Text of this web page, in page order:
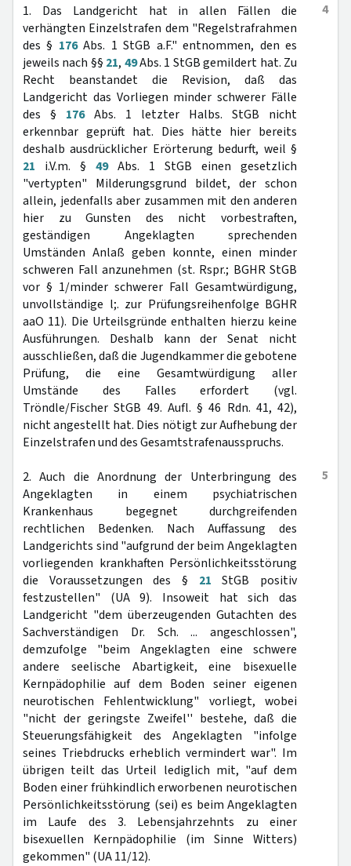
4
1. Das Landgericht hat in allen Fällen die
verhängten Einzelstrafen dem "Regelstrafrahmen
des § 176Abs. 1 StGB a.F." entnommen, den es
jeweils nach §§ 21, 49Abs. 1 StGB gemildert hat. Zu
Recht beanstandet die Revision, daß das
Landgericht das Vorliegen minder schwerer Fälle
des § 176Abs. 1 letzter Halbs. StGB nicht
erkennbar geprüft hat. Dies hätte hier bereits
deshalb ausdrücklicher Erörterung bedurft, weil §
21 i.V.m. § 49Abs. 1 StGB einen gesetzlich
"vertypten" Milderungsgrund bildet, der schon
allein, jedenfalls aber zusammen mit den anderen
hier zu Gunsten des nicht vorbestraften,
geständigen Angeklagten sprechenden
Umständen Anlaß geben konnte, einen minder
schweren Fall anzunehmen (st. Rspr.; BGHR StGB
vor § 1/minder schwerer Fall Gesamtwürdigung,
unvollständige l;. zur Prüfungsreihenfolge BGHR
aaO 11). Die Urteilsgründe enthalten hierzu keine
Ausführungen. Deshalb kann der Senat nicht
ausschließen, daß die Jugendkammer die gebotene
Prüfung, die eine Gesamtwürdigung aller
Umstände des Falles erfordert (vgl.
Tröndle/Fischer StGB 49. Aufl. § 46 Rdn. 41, 42),
nicht angestellt hat. Dies nötigt zur Aufhebung der
Einzelstrafen und des Gesamtstrafenausspruchs.
5
2. Auch die Anordnung der Unterbringung des
Angeklagten in einem psychiatrischen
Krankenhaus begegnet durchgreifenden
rechtlichen Bedenken. Nach Auffassung des
Landgerichts sind "aufgrund der beim Angeklagten
vorliegenden krankhaften Persönlichkeitsstörung
die Voraussetzungen des § 21 StGB positiv
festzustellen" (UA 9). Insoweit hat sich das
Landgericht "dem überzeugenden Gutachten des
Sachverständigen Dr. Sch. ... angeschlossen",
demzufolge "beim Angeklagten eine schwere
andere seelische Abartigkeit, eine bisexuelle
Kernpädophilie auf dem Boden seiner eigenen
neurotischen Fehlentwicklung" vorliegt, wobei
"nicht der geringste Zweifel'' bestehe, daß die
Steuerungsfähigkeit des Angeklagten "infolge
seines Triebdrucks erheblich vermindert war". Im
übrigen teilt das Urteil lediglich mit, "auf dem
Boden einer frühkindlich erworbenen neurotischen
Persönlichkeitsstörung (sei) es beim Angeklagten
im Laufe des 3. Lebensjahrzehnts zu einer
bisexuellen Kernpädophilie (im Sinne Witters)
gekommen" (UA 11/12).